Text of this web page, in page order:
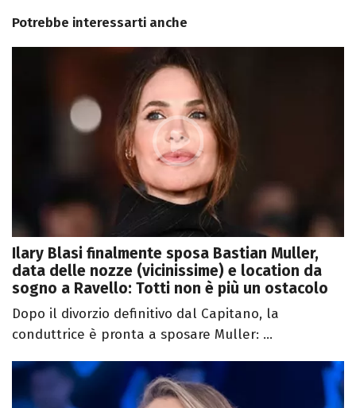
Potrebbe interessarti anche
Ilary Blasi finalmente sposa Bastian Muller,
data delle nozze (vicinissime) e location da
sogno a Ravello: Totti non è più un ostacolo
Dopo il divorzio definitivo dal Capitano, la
conduttrice è pronta a sposare Muller: ...